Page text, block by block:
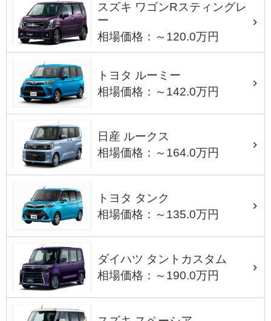
スズキ ワゴンRスティングレ
ー
相場価格：～120.0万円
トヨタ ルーミー
相場価格：～142.0万円
日産 ルークス
相場価格：～164.0万円
トヨタ タンク
相場価格：～135.0万円
ダイハツ タントカスタム
相場価格：～190.0万円